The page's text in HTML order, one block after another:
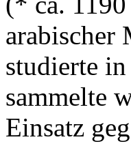
arabischer
studierte
sammelte
Einsatz